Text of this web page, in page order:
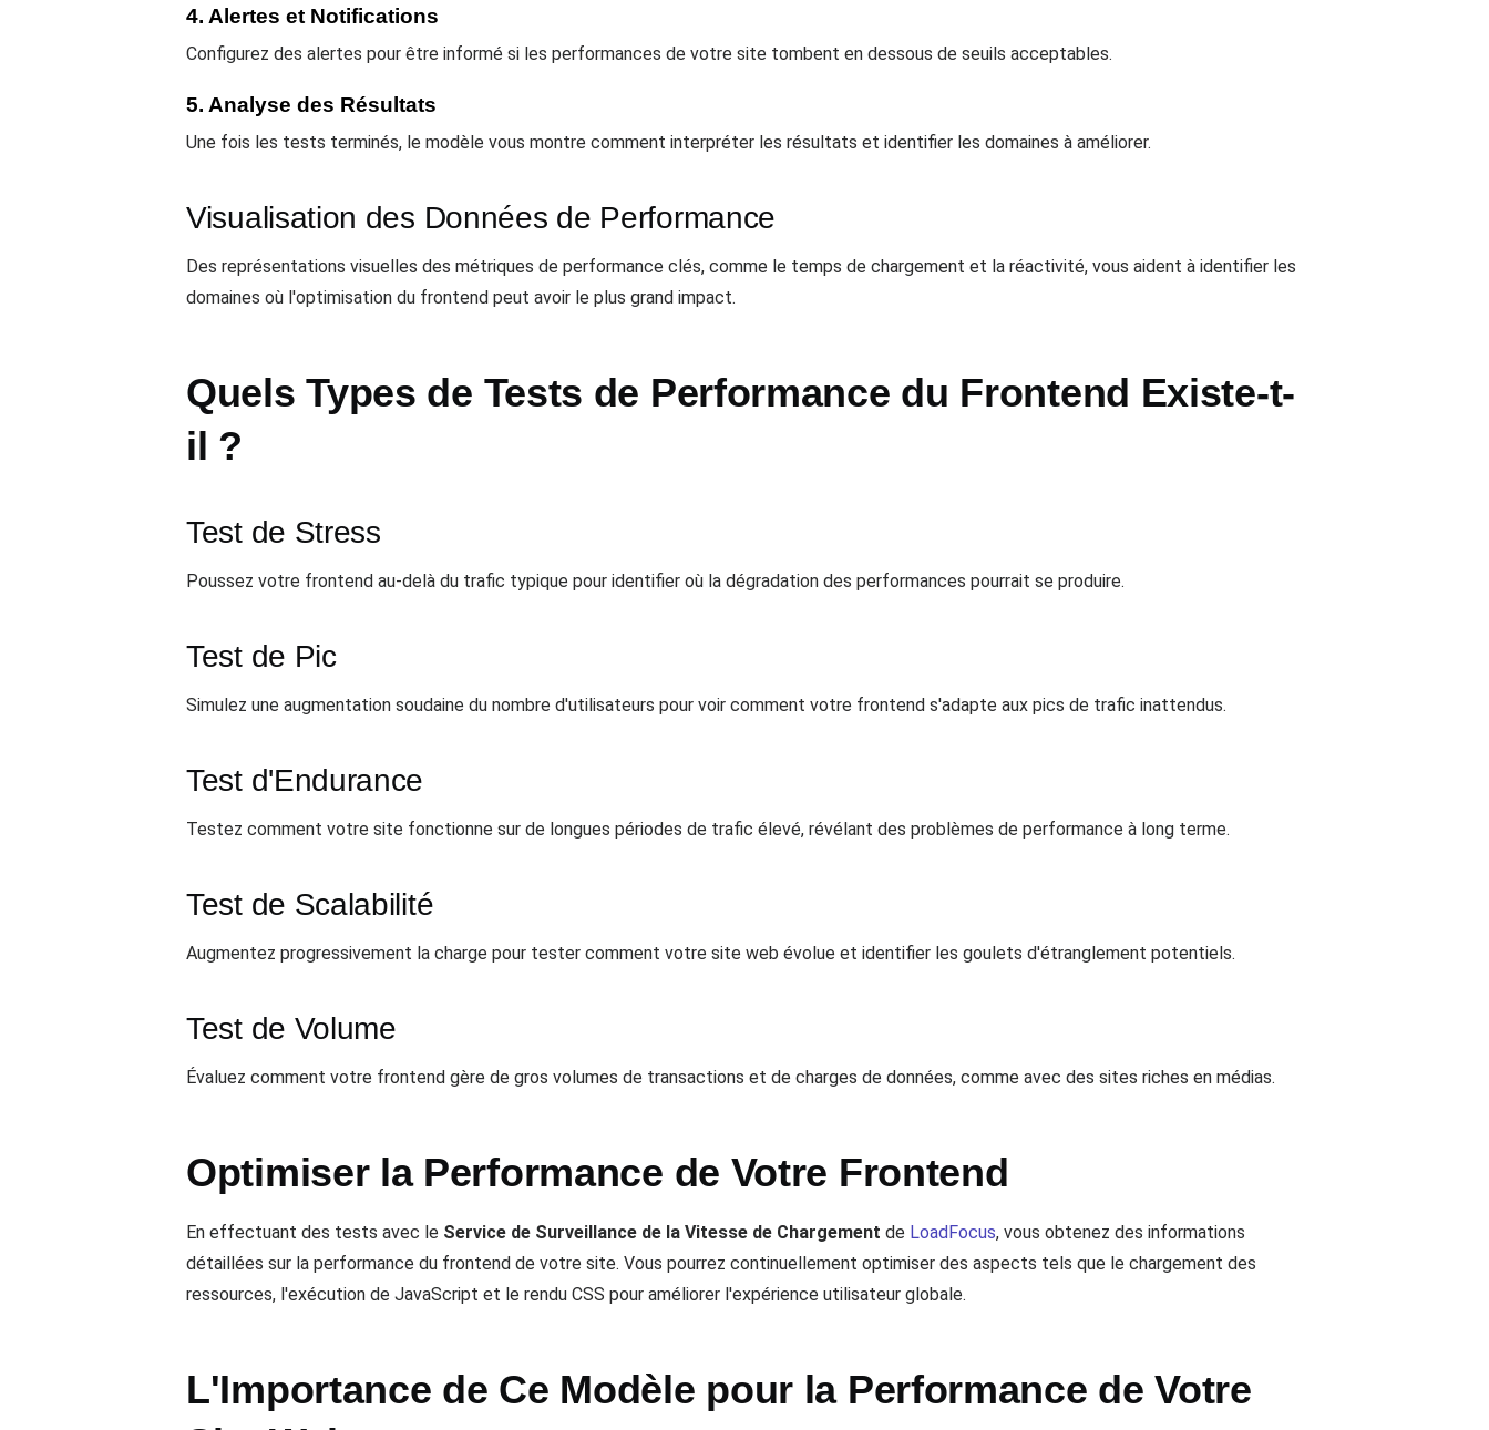
4. Alertes et Notifications
Configurez des alertes pour être informé si les performances de votre site tombent en dessous de seuils acceptables.
5. Analyse des Résultats
Une fois les tests terminés, le modèle vous montre comment interpréter les résultats et identifier les domaines à améliorer.
Visualisation des Données de Performance
Des représentations visuelles des métriques de performance clés, comme le temps de chargement et la réactivité, vous aident à identifier les
domaines où l'optimisation du frontend peut avoir le plus grand impact.
Quels Types de Tests de Performance du Frontend Existe-t-
il ?
Test de Stress
Poussez votre frontend au-delà du trafic typique pour identifier où la dégradation des performances pourrait se produire.
Test de Pic
Simulez une augmentation soudaine du nombre d'utilisateurs pour voir comment votre frontend s'adapte aux pics de trafic inattendus.
Test d'Endurance
Testez comment votre site fonctionne sur de longues périodes de trafic élevé, révélant des problèmes de performance à long terme.
Test de Scalabilité
Augmentez progressivement la charge pour tester comment votre site web évolue et identifier les goulets d'étranglement potentiels.
Test de Volume
Évaluez comment votre frontend gère de gros volumes de transactions et de charges de données, comme avec des sites riches en médias.
Optimiser la Performance de Votre Frontend
En effectuant des tests avec le Service de Surveillance de la Vitesse de Chargement de LoadFocus, vous obtenez des informations
détaillées sur la performance du frontend de votre site. Vous pourrez continuellement optimiser des aspects tels que le chargement des
ressources, l'exécution de JavaScript et le rendu CSS pour améliorer l'expérience utilisateur globale.
L'Importance de Ce Modèle pour la Performance de Votre